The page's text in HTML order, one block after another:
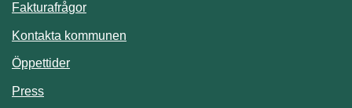
Fakturafrågor
Kontakta kommunen
Öppettider
Press